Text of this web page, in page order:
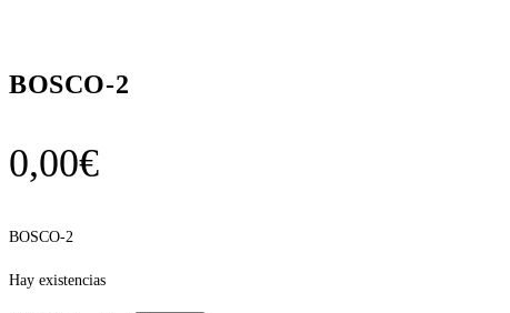
BOSCO-2
0,00€
BOSCO-2
Hay existencias